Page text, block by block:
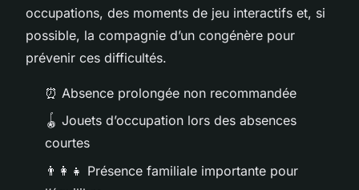
occupations, des moments de jeu interactifs et, si
possible, la compagnie d’un congénère pour
prévenir ces difficultés.
⏰ Absence prolongée non recommandée
🪀 Jouets d’occupation lors des absences
courtes
👨‍👩‍👧 Présence familiale importante pour